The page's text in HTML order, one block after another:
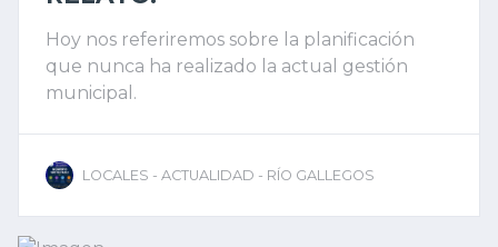
Hoy nos referiremos sobre la planificación
que nunca ha realizado la actual gestión
municipal.
LOCALES - ACTUALIDAD - RÍO GALLEGOS